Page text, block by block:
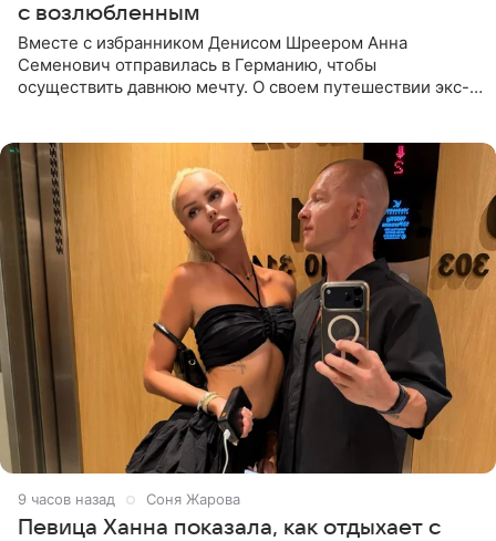
с возлюбленным
Вместе с избранником Денисом Шреером Анна
Семенович отправилась в Германию, чтобы
осуществить давнюю мечту. О своем путешествии экс-
9 часов назад Соня Жарова
Певица Ханна показала, как отдыхает с